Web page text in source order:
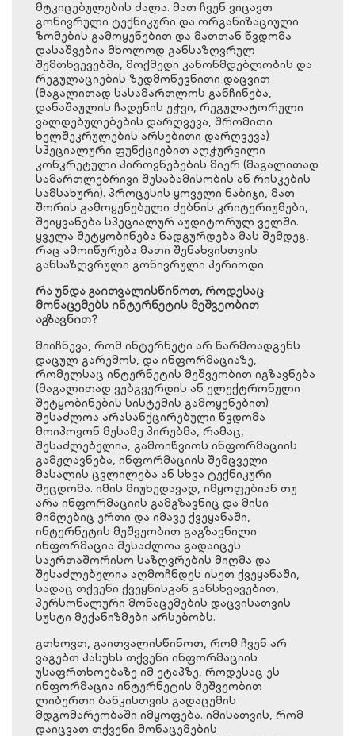
მტკიცებულების ძალა. მათ ჩვენ ვიცავთ
გონივრული ტექნიკური და ორგანიზაციული
ზომების გამოყენებით და მათთან წვდომა
დასაშვებია მხოლოდ განსაზღვრულ
შემთხვევებში, მოქმედი კანონმდებლობის და
რეგულაციების ზედმოწევნითი დაცვით
(მაგალითად სასამართლოს განჩინება,
დანაშაულის ჩადენის ეჭვი, რეგულატორული
ვალდებულებების დარღვევა, შრომითი
ხელშეკრულების არსებითი დარღვევა)
სპეციალური ფუნქციებით აღჭურვილი
კონკრეტული პიროვნებების მიერ (მაგალითად
სამართლებრივი შესაბამისობის ან რისკების
სამსახური). პროცესის ყოველი ნაბიჯი, მათ
შორის გამოყენებული ძებნის კრიტერიუმები,
შეიყვანება სპეციალურ აუდიტორულ ველში.
ყველა შეტყობინება ნადგურდება მას შემდეგ,
რაც ამოიწურება მათი შენახვისთვის
განსაზღვრული გონივრული პერიოდი.
რა უნდა გაითვალისწინოთ, როდესაც
მონაცემებს ინტერნეტის მეშვეობით
აგზავნით?
მიიჩნევა, რომ ინტერნეტი არ წარმოადგენს
დაცულ გარემოს, და ინფორმაციაზე,
რომელსაც ინტერნეტის მეშვეობით იგზავნება
(მაგალითად ვებგვერდის ან ელექტრონული
შეტყობინების სისტემის გამოყენებით)
შესაძლოა არასანქცირებული წვდომა
მოიპოვონ მესამე პირებმა, რამაც,
შესაძლებელია, გამოიწვიოს ინფორმაციის
გამჟღავნება, ინფორმაციის შემცველი
მასალის ცვლილება ან სხვა ტექნიკური
შეცდომა. იმის მიუხედავად, იმყოფებიან თუ
არა ინფორმაციის გამგზავნიც და მისი
მიმღებიც ერთი და იმავე ქვეყანაში,
ინტერნეტის მეშვეობით გაგზავნილი
ინფორმაცია შესაძლოა გადაიცეს
საერთაშორისო საზღვრების მიღმა და
შესაძლებელია აღმოჩნდეს ისეთ ქვეყანაში,
სადაც თქვენი ქვეყნისგან განსხვავებით,
პერსონალური მონაცემების დაცვისათვის
სუსტი მექანიზმები არსებობს.
გთხოვთ, გაითვალისწინოთ, რომ ჩვენ არ
ვაგებთ პასუხს თქვენი ინფორმაციის
უსაფრთხოებაზე იმ ეტაპზე, როდესაც ეს
ინფორმაცია ინტერნეტის მეშვეობით
ლიბერთი ბანკისთვის გადაცემის
მდგომარეობაში იმყოფება. იმისათვის, რომ
დაიცვათ თქვენი მონაცემების